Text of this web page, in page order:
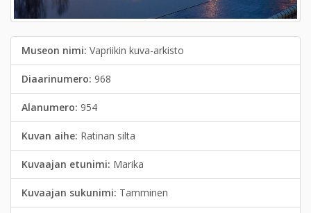
Museon nimi: Vapriikin kuva-arkisto
Diaarinumero: 968
Alanumero: 954
Kuvan aihe: Ratinan silta
Kuvaajan etunimi: Marika
Kuvaajan sukunimi: Tamminen